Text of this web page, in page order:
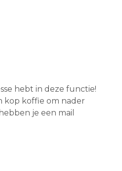
hebt in deze functie!
kop koffie om nader
je een mail